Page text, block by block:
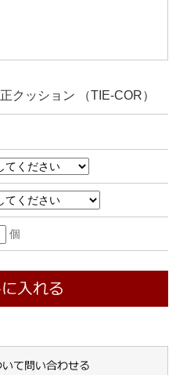
クッション （TIE-COR）
個